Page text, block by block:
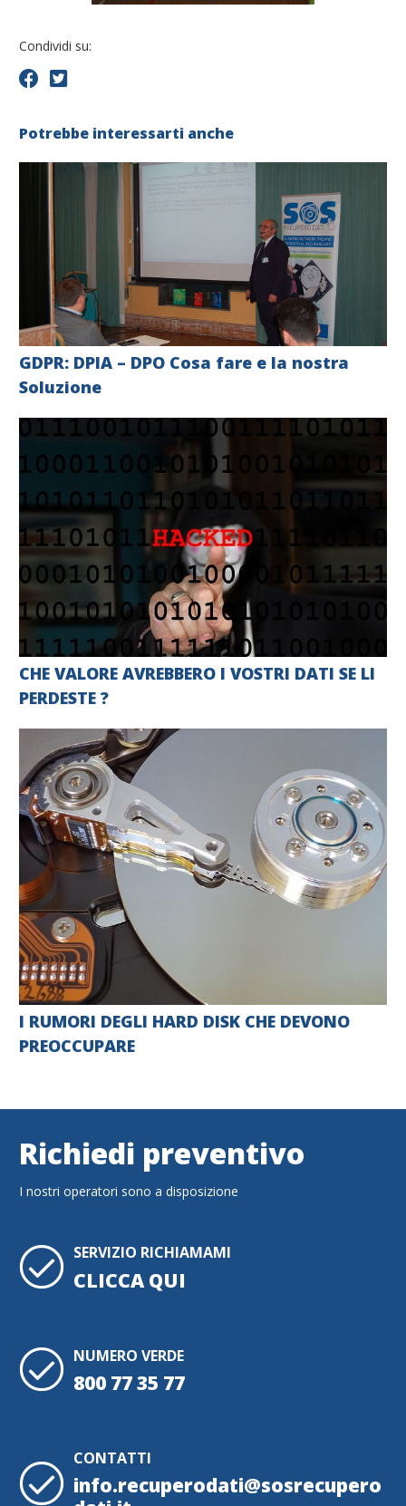
Condividi su:
Potrebbe interessarti anche
GDPR: DPIA – DPO Cosa fare e la nostra
Soluzione
CHE VALORE AVREBBERO I VOSTRI DATI SE LI
PERDESTE ?
I RUMORI DEGLI HARD DISK CHE DEVONO
PREOCCUPARE
Richiedi preventivo
I nostri operatori sono a disposizione
SERVIZIO RICHIAMAMI
CLICCA QUI
NUMERO VERDE
800 77 35 77
CONTATTI
info.recuperodati@sosrecupero